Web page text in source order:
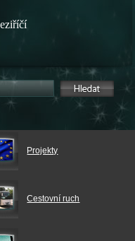
Projekty
Cestovní ruch